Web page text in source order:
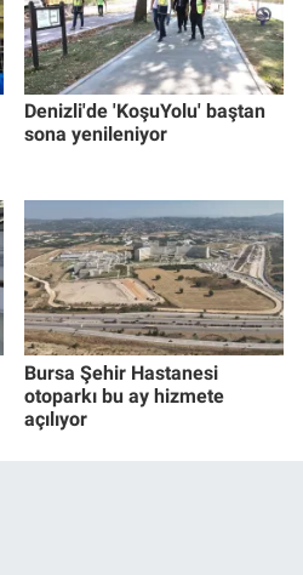
Denizli'de 'KoşuYolu' baştan
sona yenileniyor
Bursa Şehir Hastanesi
otoparkı bu ay hizmete
açılıyor